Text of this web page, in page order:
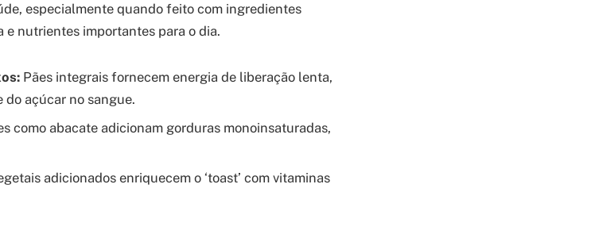
especialmente quando feito com ingredientes
e nutrientes importantes para o dia.
Pães integrais fornecem energia de liberação lenta,
do açúcar no sangue.
como abacate adicionam gorduras monoinsaturadas,
adicionados enriquecem o ‘toast’ com vitaminas